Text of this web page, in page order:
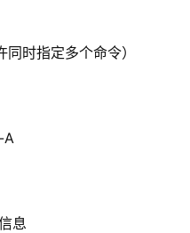
时指定多个命令）
A
息